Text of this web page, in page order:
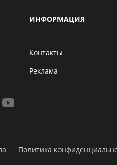
ИНФОРМАЦИЯ
Контакты
Реклама
Политика